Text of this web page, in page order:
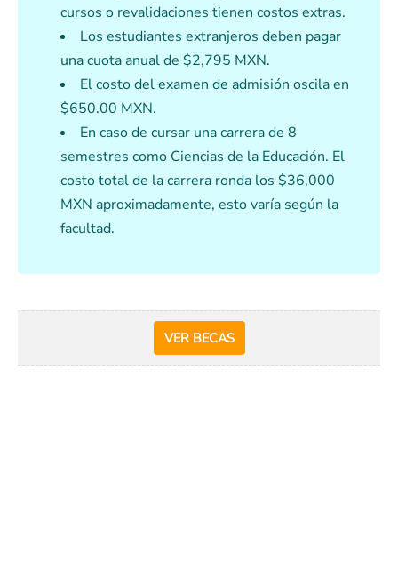
cursos o revalidaciones tienen costos extras.
Los estudiantes extranjeros deben pagar
una cuota anual de $2,795 MXN.
El costo del examen de admisión oscila en
$650.00 MXN.
En caso de cursar una carrera de 8
semestres como Ciencias de la Educación. El
costo total de la carrera ronda los $36,000
MXN aproximadamente, esto varía según la
facultad.
VER BECAS